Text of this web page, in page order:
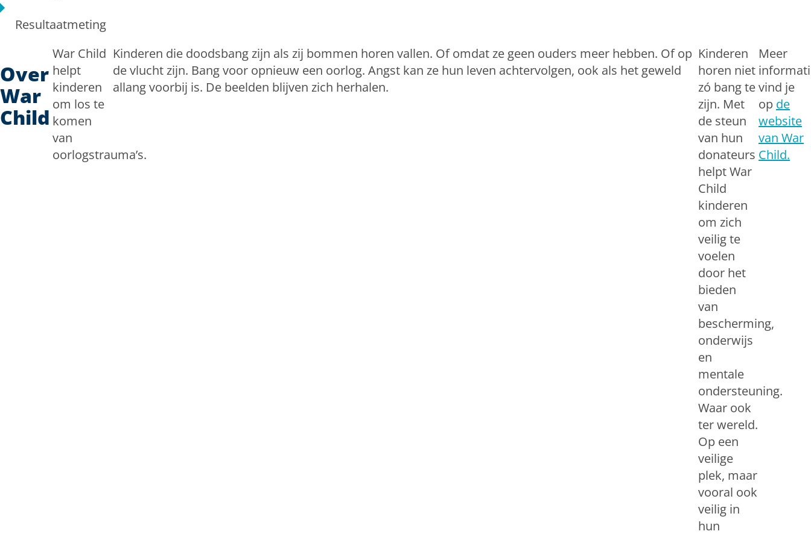
Resultaatmeting
Over
War
Child
War Child
helpt
kinderen
om los te
komen
van
oorlogstrauma’s.
Kinderen die doodsbang zijn als zij bommen horen vallen. Of omdat ze geen ouders meer hebben. Of op
de vlucht zijn. Bang voor opnieuw een oorlog. Angst kan ze hun leven achtervolgen, ook als het geweld
allang voorbij is. De beelden blijven zich herhalen.
Kinderen
horen niet
zó bang te
zijn. Met
de steun
van hun
donateurs
helpt War
Child
kinderen
om zich
veilig te
voelen
door het
bieden
van
bescherming,
onderwijs
en
mentale
ondersteuning.
Waar ook
ter wereld.
Op een
veilige
plek, maar
vooral ook
veilig in
hun
Meer
vind je
op de
website
van War
Child.